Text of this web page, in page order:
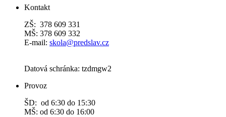
Kontakt
ZŠ: 378 609 331
MŠ: 378 609 332
E-mail: skola@predslav.cz
Datová schránka: tzdmgw2
Provoz
ŠD: od 6:30 do 15:30
MŠ: od 6:30 do 16:00